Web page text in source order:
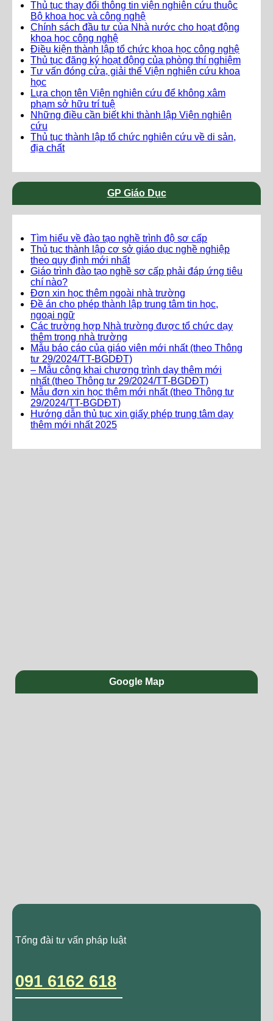
Thủ tục thay đổi thông tin viện nghiên cứu thuộc
Bộ khoa học và công nghệ
Chính sách đầu tư của Nhà nước cho hoạt động
khoa học công nghệ
Điều kiện thành lập tổ chức khoa học công nghệ
Thủ tục đăng ký hoạt động của phòng thí nghiệm
Tư vấn đóng cửa, giải thể Viện nghiên cứu khoa
học
Lựa chọn tên Viện nghiên cứu để không xâm
phạm sở hữu trí tuệ
Những điều cần biết khi thành lập Viện nghiên
cứu
Thủ tục thành lập tổ chức nghiên cứu về di sản,
địa chất
GP Giáo Dục
Tìm hiểu về đào tạo nghề trình độ sơ cấp
Thủ tục thành lập cơ sở giáo dục nghề nghiệp
theo quy định mới nhất
Giáo trình đào tạo nghề sơ cấp phải đáp ứng tiêu
chí nào?
Đơn xin học thêm ngoài nhà trường
Đề án cho phép thành lập trung tâm tin học,
ngoại ngữ
Các trường hợp Nhà trường được tổ chức dạy
thêm trong nhà trường
Mẫu báo cáo của giáo viên mới nhất (theo Thông
tư 29/2024/TT-BGDĐT)
– Mẫu công khai chương trình dạy thêm mới
nhất (theo Thông tư 29/2024/TT-BGDĐT)
Mẫu đơn xin học thêm mới nhất (theo Thông tư
29/2024/TT-BGDĐT)
Hướng dẫn thủ tục xin giấy phép trung tâm dạy
thêm mới nhất 2025
Google Map
Tổng đài tư vấn pháp luật
091 6162 618